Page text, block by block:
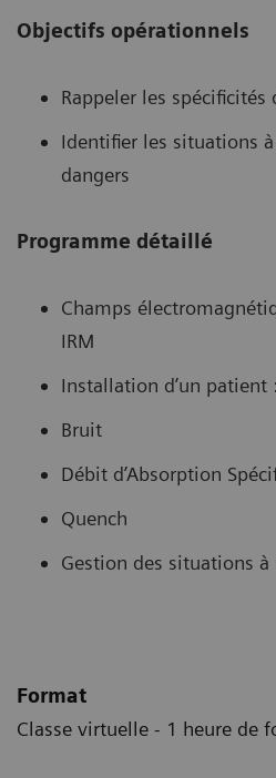
Objectifs opérationnels
Rappeler les spécificités
Identifier les situations
dangers
Programme détaillé
Champs
IRM
Installation d’un patient
Bruit
Débit d’Absorption
Quench
Gestion des situations à
Format
Classe virtuelle - 1 heure de